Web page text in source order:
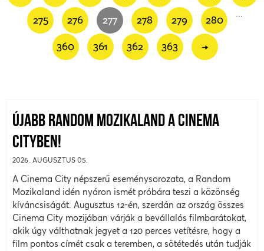
275 276 277 278 279 280
360 361 362 363 →
ÚJABB RANDOM MOZIKALAND A CINEMA
CITYBEN!
2026. AUGUSZTUS 05.
A Cinema City népszerű eseménysorozata, a Random
Mozikaland idén nyáron ismét próbára teszi a közönség
kíváncsiságát. Augusztus 12-én, szerdán az ország összes
Cinema City mozijában várják a bevállalós filmbarátokat,
akik úgy válthatnak jegyet a 120 perces vetítésre, hogy a
film pontos címét csak a teremben, a sötétedés után tudják